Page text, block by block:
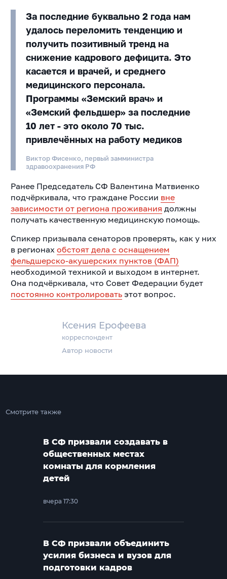
Ксения Ерофеева
корреспондент
Автор новости
За последние буквально 2 года нам
удалось переломить тенденцию и
получить позитивный тренд на
снижение кадрового дефицита. Это
касается и врачей, и среднего
медицинского персонала.
Программы «Земский врач» и
«Земский фельдшер» за последние
10 лет - это около 70 тыс.
привлечённых на работу медиков
Виктор Фисенко, первый замминистра
здравоохранения РФ
Ранее Председатель СФ Валентина Матвиенко
подчёркивала, что граждане России вне
зависимости от региона проживания должны
получать качественную медицинскую помощь.
Спикер призывала сенаторов проверять, как у них
в регионах обстоят дела с оснащением
фельдшерско-акушерских пунктов (ФАП)
необходимой техникой и выходом в интернет.
Она подчёркивала, что Совет Федерации будет
постоянно контролироватьэтот вопрос.
Смотрите также
В СФ призвали создавать в
общественных местах
комнаты для кормления
детей
вчера 17:30
В СФ призвали объединить
усилия бизнеса и вузов для
подготовки кадров